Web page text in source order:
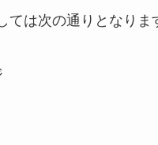
ては次の通りとなりま